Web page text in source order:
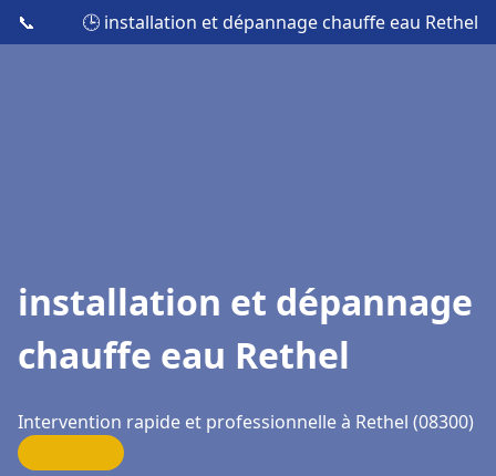
📞 🕒 installation et dépannage chauffe eau Rethel
installation et dépannage
chauffe eau Rethel
Intervention rapide et professionnelle à Rethel (08300)